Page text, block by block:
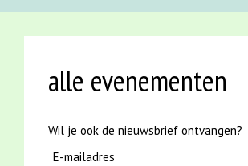
alle evenementen
Wil je ook de nieuwsbrief ontvangen?